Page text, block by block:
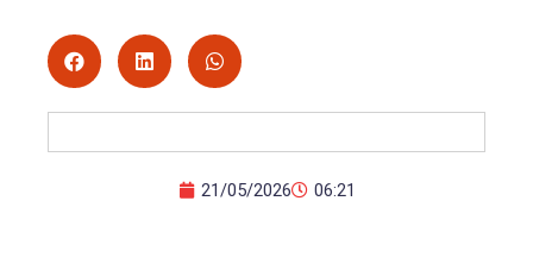
21/05/2026 06:21